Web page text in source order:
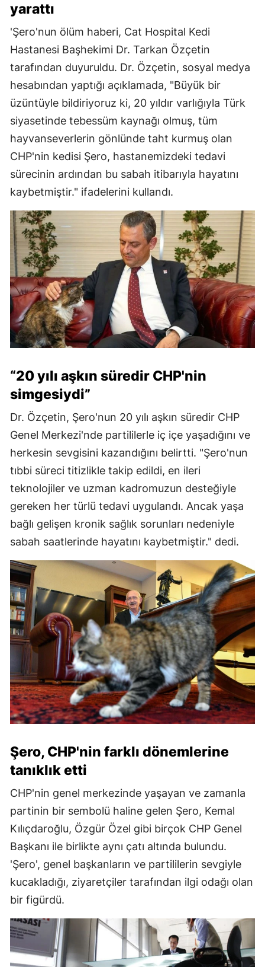
yarattı
'Şero'nun ölüm haberi, Cat Hospital Kedi
Hastanesi Başhekimi Dr. Tarkan Özçetin
tarafından duyuruldu. Dr. Özçetin, sosyal medya
hesabından yaptığı açıklamada, "Büyük bir
üzüntüyle bildiriyoruz ki, 20 yıldır varlığıyla Türk
siyasetinde tebessüm kaynağı olmuş, tüm
hayvanseverlerin gönlünde taht kurmuş olan
CHP'nin kedisi Şero, hastanemizdeki tedavi
sürecinin ardından bu sabah itibarıyla hayatını
kaybetmiştir." ifadelerini kullandı.
“20 yılı aşkın süredir CHP'nin
simgesiydi”
Dr. Özçetin, Şero'nun 20 yılı aşkın süredir CHP
Genel Merkezi'nde partililerle iç içe yaşadığını ve
herkesin sevgisini kazandığını belirtti. "Şero'nun
tıbbi süreci titizlikle takip edildi, en ileri
teknolojiler ve uzman kadromuzun desteğiyle
gereken her türlü tedavi uygulandı. Ancak yaşa
bağlı gelişen kronik sağlık sorunları nedeniyle
sabah saatlerinde hayatını kaybetmiştir." dedi.
Şero, CHP'nin farklı dönemlerine
tanıklık etti
CHP'nin genel merkezinde yaşayan ve zamanla
partinin bir sembolü haline gelen Şero, Kemal
Kılıçdaroğlu, Özgür Özel gibi birçok CHP Genel
Başkanı ile birlikte aynı çatı altında bulundu.
'Şero', genel başkanların ve partililerin sevgiyle
kucakladığı, ziyaretçiler tarafından ilgi odağı olan
bir figürdü.